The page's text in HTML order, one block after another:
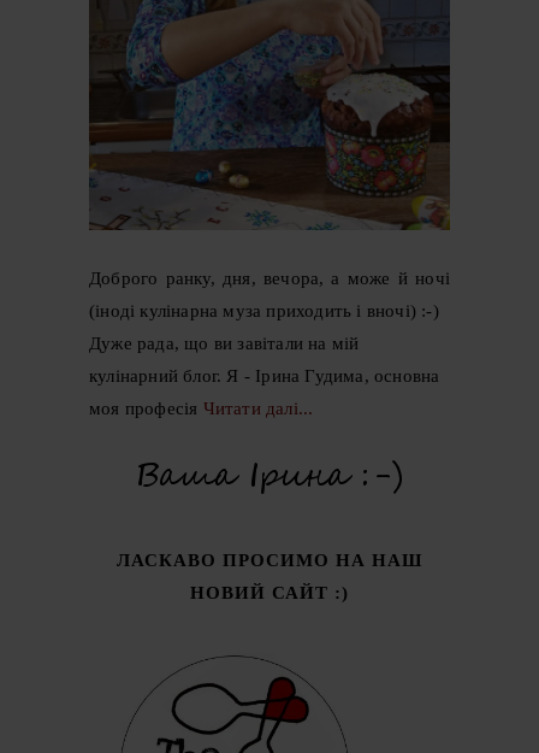
Доброго ранку, дня, вечора, а може й ночі
(іноді кулінарна муза приходить і вночі) :-)
Дуже рада, що ви завітали на мій
кулінарний блог. Я - Ірина Гудима, основна
моя професія Читати далі...
ЛАСКАВО ПРОСИМО НА НАШ
НОВИЙ САЙТ :)